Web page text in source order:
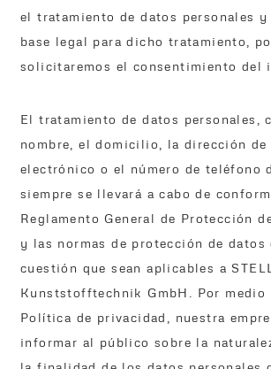
el tratamiento de datos personales
base legal para dicho tratamiento,
solicitaremos el consentimiento del
El tratamiento de datos personales,
nombre, el domicilio, la dirección de
electrónico o el número de teléfono
siempre se llevará a cabo de
Reglamento General de Protección
y las normas de protección de datos
cuestión que sean aplicables a
Kunststofftechnik GmbH. Por medio
Política de privacidad, nuestra
informar al público sobre la